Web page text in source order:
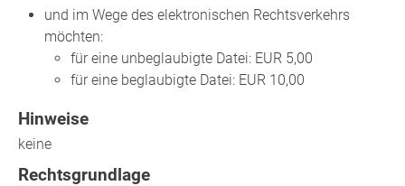
und im Wege des elektronischen Rechtsverkehrs
möchten:
für eine unbeglaubigte Datei: EUR 5,00
für eine beglaubigte Datei: EUR 10,00
Hinweise
keine
Rechtsgrundlage